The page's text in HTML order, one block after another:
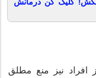
نیز منع مطلق